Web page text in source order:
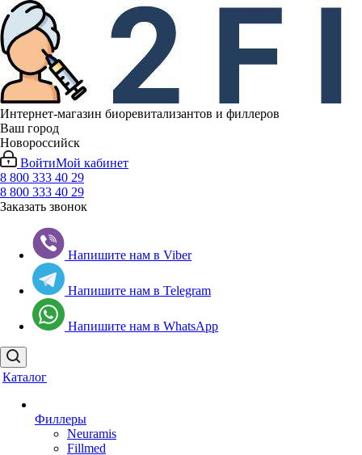
Интернет-магазин биоревитализантов и филлеров
Ваш город
Новороссийск
ВойтиМой кабинет
8 800 333 40 29
8 800 333 40 29
Заказать звонок
Напишите нам в Viber
Напишите нам в Telegram
Напишите нам в WhatsApp
Каталог
Филлеры
Neuramis
Fillmed